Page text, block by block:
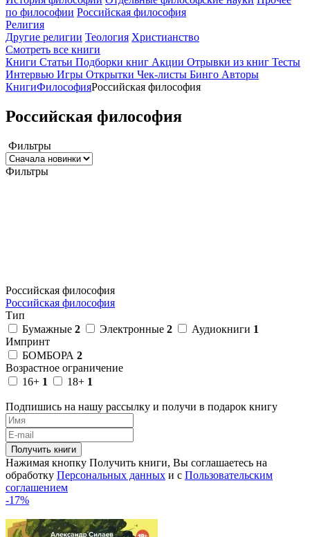
по философии Российская философия
Религия
Другие религии Теология Христианство
Смотреть все книги
Книги Статьи Подборки книг Акции Отрывки из книг Тесты
Интервью Игры Открытки Чек-листы Бинго Авторы
КнигиФилософияРоссийская философия
Российская философия
Фильтры
Фильтры
Российская философия
Российская философия
Тип
Бумажные 2 Электронные 2 Аудиокниги 1
Импринт
БОМБОРА 2
Возрастное ограничение
16+ 1 18+ 1
Подпишись на нашу рассылку и получи в подарок книгу
Получить книги
Нажимая кнопку Получить книги, Вы соглашаетесь на
обработку Персональных данных и с Пользовательским
соглашением
-17%